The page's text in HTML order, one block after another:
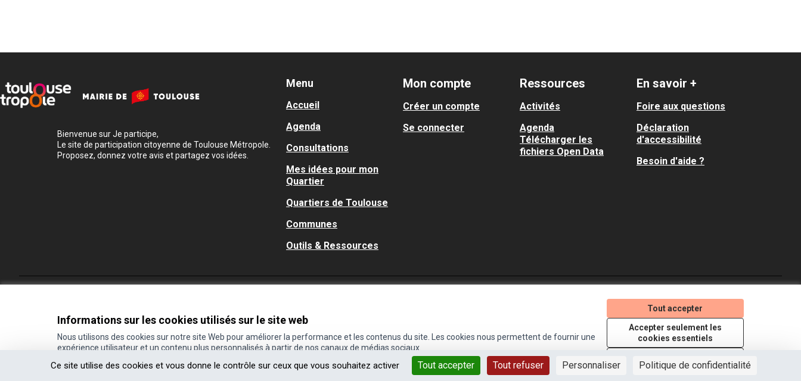
Ce site utilise des cookies et vous donne le contrôle sur ceux que vous souhaitez activer Tout accepter Tout refuser Personnaliser Politique de confidentialité
Informations sur les cookies utilisés sur le site web
Nous utilisons des cookies sur notre site Web pour améliorer la performance et les contenus du site. Les cookies nous permettent de fournir une
expérience utilisateur et un contenu plus personnalisés à partir de nos canaux de médias sociaux.
Tout accepter
Accepter seulement les
cookies essentiels
Bienvenue sur Je participe,
Le site de participation citoyenne de Toulouse Métropole.
Proposez, donnez votre avis et partagez vos idées.
Menu
Accueil
Agenda
Consultations
Mes idées pour mon
Quartier
Quartiers de Toulouse
Communes
Outils & Ressources
Mon compte
Créer un compte
Se connecter
Ressources
Activités
Agenda
Télécharger les
fichiers Open Data
En savoir +
Foire aux questions
Déclaration
d'accessibilité
Besoin d'aide ?
(Lien externe)
(Lien externe)
(Lien externe)
(Lien externe)
Site réalisé grâce aulogiciel libre Decidim
(Lien externe)
.
Licence Creative
(Lien externe)